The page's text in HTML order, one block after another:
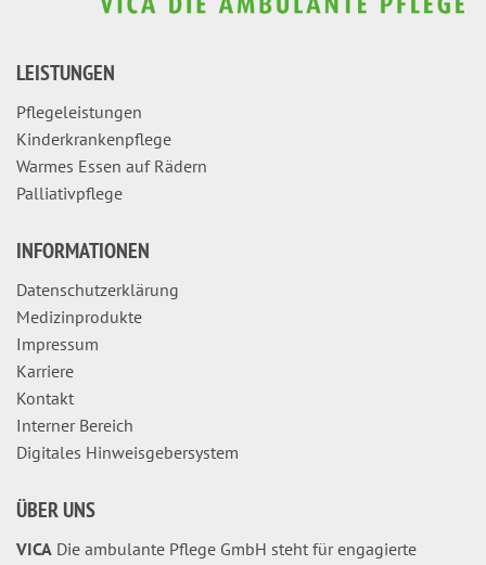
LEISTUNGEN
Pflegeleistungen
Kinderkrankenpflege
Warmes Essen auf Rädern
Palliativpflege
INFORMATIONEN
Datenschutzerklärung
Medizinprodukte
Impressum
Karriere
Kontakt
Interner Bereich
Digitales Hinweisgebersystem
ÜBER UNS
VICA Die ambulante Pflege GmbH steht für engagierte